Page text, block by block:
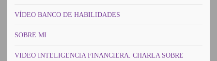
VÍDEO BANCO DE HABILIDADES
SOBRE MI
VIDEO INTELIGENCIA FINANCIERA. CHARLA SOBRE